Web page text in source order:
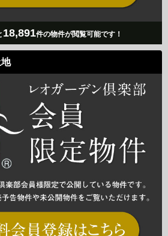
18,891件の物件が閲覧可能です！